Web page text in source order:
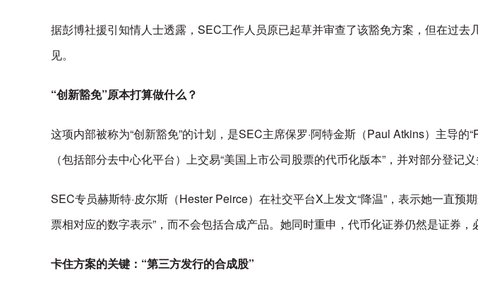
据彭博社援引知情人士透露，SEC工作人员原已起草并审查了该豁免方案，但在过
见。
“创新豁免”原本打算做什么？
这项内部被称为“创新豁免”的计划，是SEC主席保罗·阿特金斯（Paul Atkins）主导
（包括部分去中心化平台）上交易“美国上市公司股票的代币化版本”，并对部分登记
SEC专员赫斯特·皮尔斯（Hester Peirce）在社交平台X上发文“降温”，表示她一直
票相对应的数字表示”，而不会包括合成产品。她同时重申，代币化证券仍然是证券，
卡住方案的关键：“第三方发行的合成股”